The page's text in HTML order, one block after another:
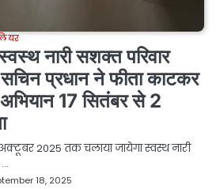
नारी सशक्त परिवार
प्रधान ने फीता काटकर
17 सितंबर से 2
2025 तक चलाया जायेगा स्वस्थ नारी
18, 2025